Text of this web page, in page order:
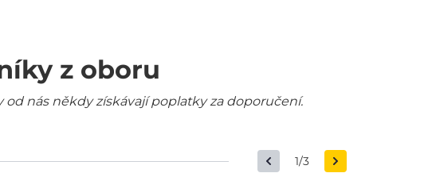
z oboru
nás někdy získávají poplatky za doporučení.
1/3